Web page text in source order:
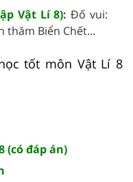
Vật Lí 8): Đố vui:
thăm Biển Chết...
tốt môn Vật Lí 8
(có đáp án)